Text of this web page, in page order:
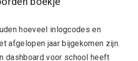
hoeveel inlogcodes en
afgelopen jaar bijgekomen zijn.
dashboard voor school heeft